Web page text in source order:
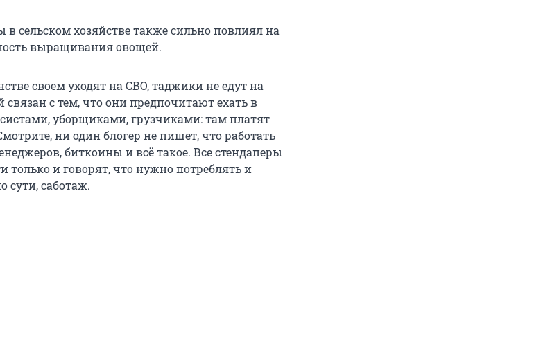
в сельском хозяйстве также сильно повлиял на
выращивания овощей.
своем уходят на СВО, таджики не едут на
с тем, что они предпочитают ехать в
уборщиками, грузчиками: там платят
ни один блогер не пишет, что работать
биткоины и всё такое. Все стендаперы
только и говорят, что нужно потреблять и
сути, саботаж.